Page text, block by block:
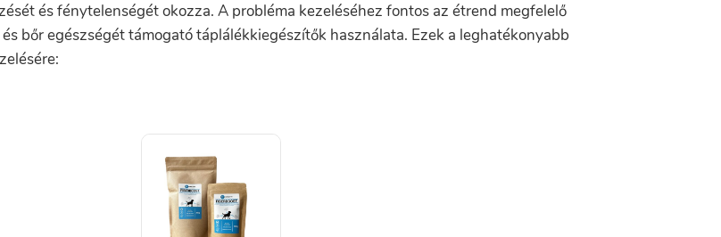
és fénytelenségét okozza. A probléma kezeléséhez fontos az étrend megfelelő
bőr egészségét támogató táplálékkiegészítők használata. Ezek a leghatékonyabb